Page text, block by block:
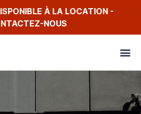
À LA LOCATION -
NOUS